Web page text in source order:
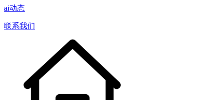
ai动态
联系我们